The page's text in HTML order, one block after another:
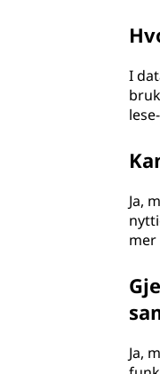
I
Ja,
mer
Ja,